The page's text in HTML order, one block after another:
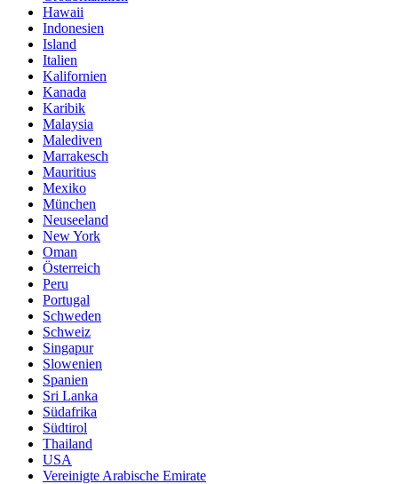
Hawaii
Indonesien
Island
Italien
Kalifornien
Kanada
Karibik
Malaysia
Malediven
Marrakesch
Mauritius
Mexiko
München
Neuseeland
New York
Oman
Österreich
Peru
Portugal
Schweden
Schweiz
Singapur
Slowenien
Spanien
Sri Lanka
Südafrika
Südtirol
Thailand
USA
Vereinigte Arabische Emirate